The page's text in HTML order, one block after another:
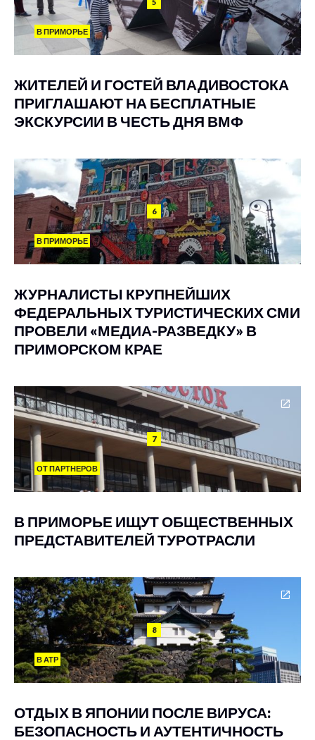
В ПРИМОРЬЕ
ЖИТЕЛЕЙ И ГОСТЕЙ ВЛАДИВОСТОКА
ПРИГЛАШАЮТ НА БЕСПЛАТНЫЕ
ЭКСКУРСИИ В ЧЕСТЬ ДНЯ ВМФ
6
В ПРИМОРЬЕ
ЖУРНАЛИСТЫ КРУПНЕЙШИХ
ФЕДЕРАЛЬНЫХ ТУРИСТИЧЕСКИХ СМИ
ПРОВЕЛИ «МЕДИА-РАЗВЕДКУ» В
ПРИМОРСКОМ КРАЕ
7
ОТ ПАРТНЕРОВ
В ПРИМОРЬЕ ИЩУТ ОБЩЕСТВЕННЫХ
ПРЕДСТАВИТЕЛЕЙ ТУРОТРАСЛИ
8
В АТР
ОТДЫХ В ЯПОНИИ ПОСЛЕ ВИРУСА:
БЕЗОПАСНОСТЬ И АУТЕНТИЧНОСТЬ